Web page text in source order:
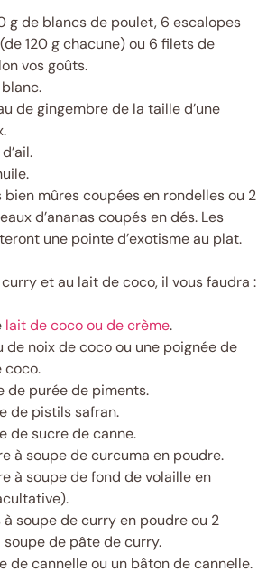
g de blancs de poulet, 6 escalopes
120 g chacune) ou 6 filets de
vos goûts.
de gingembre de la taille d’une
bien mûres coupées en rondelles ou 2
d’ananas coupés en dés. Les
une pointe d’exotisme au plat.
et au lait de coco, il vous faudra :
lait de coco ou de crème.
de noix de coco ou une poignée de
coco.
de purée de piments.
de pistils safran.
de sucre de canne.
à soupe de curcuma en poudre.
à soupe de fond de volaille en
à soupe de curry en poudre ou 2
de pâte de curry.
de cannelle ou un bâton de cannelle.